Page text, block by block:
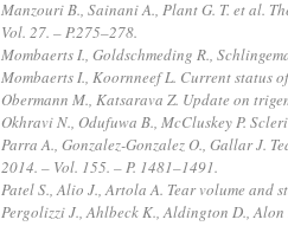
Manzouri B., Sainani A., Plant G. T. et al.
Vol. 27. – P.275–278.
Mombaerts I., Goldschmeding R.,
Mombaerts I., Koornneef L. Current status
Obermann M., Katsarava Z. Update on
Okhravi N., Odufuwa B., McCluskey P.
Parra A., Gonzalez-Gonzalez O., Gallar J.
2014. – Vol. 155. – P. 1481–1491.
Patel S., Alio J., Artola A. Tear volume and
Pergolizzi J., Ahlbeck K., Aldington D.,